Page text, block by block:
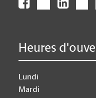
Heures
Lundi
Mardi